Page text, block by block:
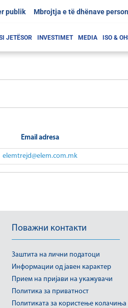
publik Mbrojtja e të dhënave
JETËSOR INVESTIMET MEDIA ISO &
Email adresa
elemtrejd@elem.com.mk
Поважни контакти
Заштита на лични податоци
Информации од јавен карактер
Прием на пријави на укажувачи
Политика за приватност
Политиката за користење колачиња